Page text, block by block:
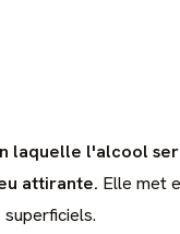
l'alcool
attirante. Elle met